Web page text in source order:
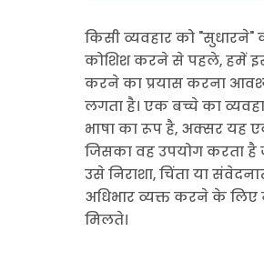
किसी व्यवहार को "सुधारने"
कोशिश करने से पहले, हमें
करने का प्रयास करना
लगता है। एक बच्चे का
भाषा का रूप है, अक्सर यह
जिसका वह उपयोग करता है
उसे निराशा, चिंता या
अधिभार व्यक्त करने के लिए
मिलते।